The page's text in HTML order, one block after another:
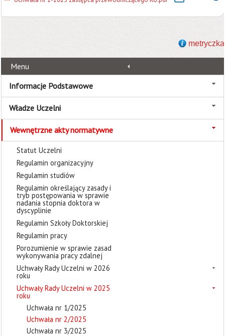
metryczka
Menu
Informacje Podstawowe
Władze Uczelni
Wewnętrzne akty normatywne
Statut Uczelni
Regulamin organizacyjny
Regulamin studiów
Regulamin określający zasady i
tryb postępowania w sprawie
nadania stopnia doktora w
dyscyplinie
Regulamin Szkoły Doktorskiej
Regulamin pracy
Porozumienie w sprawie zasad
wykonywania pracy zdalnej
Uchwały Rady Uczelni w 2026
roku
Uchwały Rady Uczelni w 2025
roku
Uchwała nr 1/2025
Uchwała nr 2/2025
Uchwała nr 3/2025